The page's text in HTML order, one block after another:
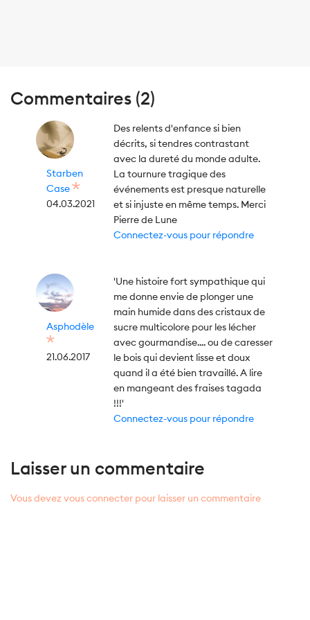
Commentaires (2)
Starben
Case
04.03.2021
Des relents d'enfance si bien
décrits, si tendres contrastant
avec la dureté du monde adulte.
La tournure tragique des
événements est presque naturelle
et si injuste en même temps. Merci
Pierre de Lune
Connectez-vous pour répondre
Asphodèle
21.06.2017
'Une histoire fort sympathique qui
me donne envie de plonger une
main humide dans des cristaux de
sucre multicolore pour les lécher
avec gourmandise.... ou de caresser
le bois qui devient lisse et doux
quand il a été bien travaillé. A lire
en mangeant des fraises tagada
!!!'
Connectez-vous pour répondre
Laisser un commentaire
Vous devez vous connecter pour laisser un commentaire